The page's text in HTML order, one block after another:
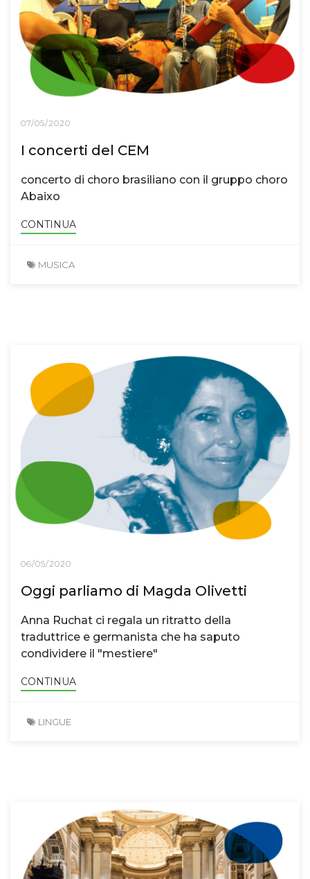
07/05/2020
I concerti del CEM
concerto di choro brasiliano con il gruppo choro
Abaixo
CONTINUA
MUSICA
06/05/2020
Oggi parliamo di Magda Olivetti
Anna Ruchat ci regala un ritratto della
traduttrice e germanista che ha saputo
condividere il "mestiere"
CONTINUA
LINGUE